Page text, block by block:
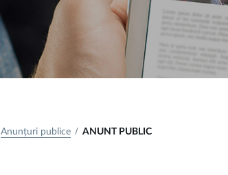
Anunțuri publice ANUNT PUBLIC